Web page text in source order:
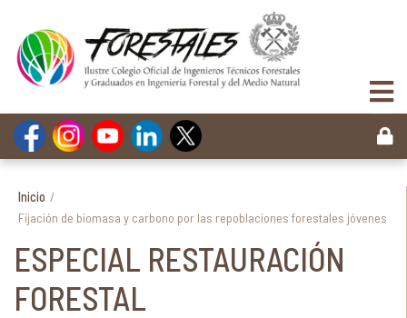
Inicio /
Fijación de biomasa y carbono por las repoblaciones forestales jóvenes
ESPECIAL RESTAURACIÓN
FORESTAL